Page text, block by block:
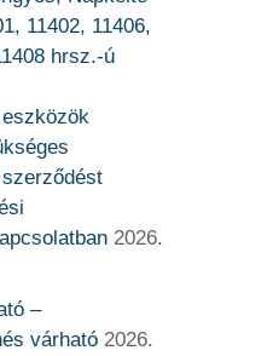
11402, 11406,
hrsz.-ú
2026.
–
várható 2026.